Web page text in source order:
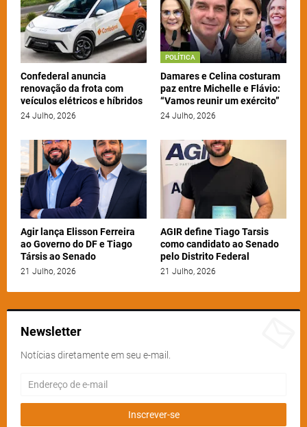
Confederal anuncia
renovação da frota com
veículos elétricos e híbridos
24 Julho, 2026
POLÍTICA
Damares e Celina costuram
paz entre Michelle e Flávio:
“Vamos reunir um exército”
24 Julho, 2026
Agir lança Elisson Ferreira
ao Governo do DF e Tiago
Társis ao Senado
21 Julho, 2026
AGIR define Tiago Tarsis
como candidato ao Senado
pelo Distrito Federal
21 Julho, 2026
Newsletter
Notícias diretamente em seu e-mail.